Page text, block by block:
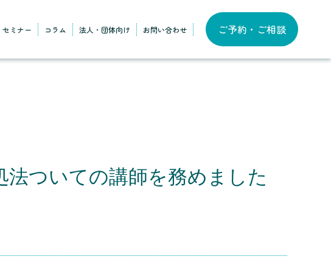
セミナー コラム 法人・団体向け お問い合わせ ご予約・ご相談
ついての講師を務めました